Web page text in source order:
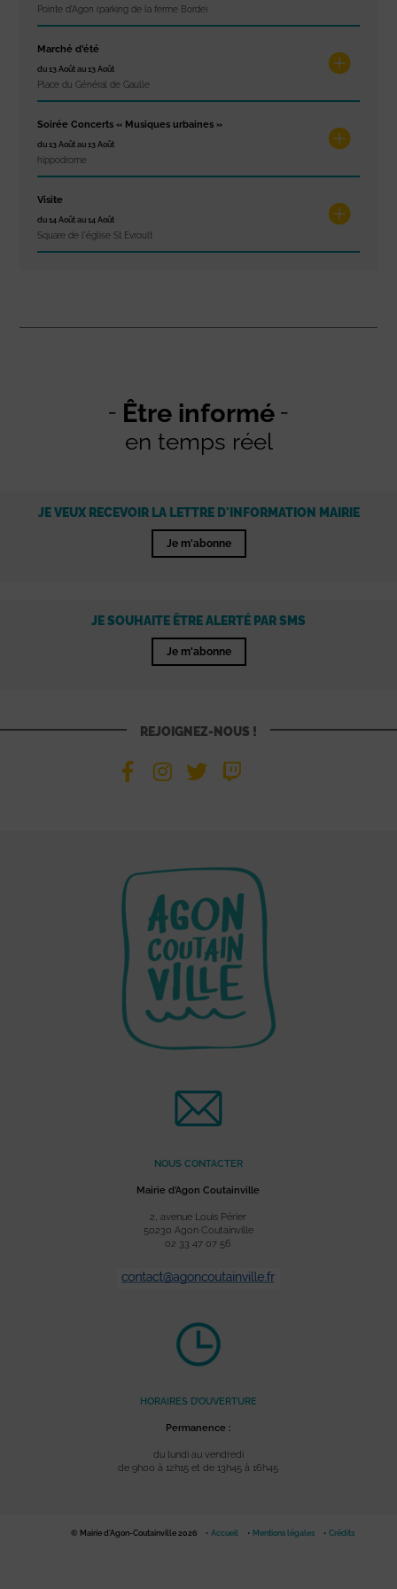
Pointe d'Agon (parking de la ferme Borde)
Marché d’été
du 13 Août au 13 Août
Place du Général de Gaulle
Soirée Concerts « Musiques urbaines »
du 13 Août au 13 Août
hippodrome
Visite
du 14 Août au 14 Août
Square de l'église St Evroult
Être informé
en temps réel
JE VEUX RECEVOIR LA LETTRE D'INFORMATION MAIRIE
Je m'abonne
JE SOUHAITE ÊTRE ALERTÉ PAR SMS
Je m'abonne
REJOIGNEZ-NOUS !
NOUS CONTACTER
Mairie d’Agon Coutainville
2, avenue Louis Périer
50230 Agon Coutainville
02 33 47 07 56
HORAIRES D’OUVERTURE
Permanence :
du lundi au vendredi
de 9h00 à 12h15 et de 13h45 à 16h45
© Mairie d'Agon-Coutainville 2026 Accueil Mentions légales Crédits